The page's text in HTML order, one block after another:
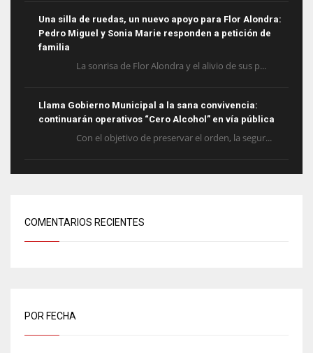
Una silla de ruedas, un nuevo apoyo para Flor Alondra:
Pedro Miguel y Sonia Marie responden a petición de
familia
La sonrisa de Flor Alondra y el alivio de sus p...
Llama Gobierno Municipal a la sana convivencia:
continuarán operativos “Cero Alcohol” en vía pública
Con el objetivo de preservar el orden, la segur...
COMENTARIOS RECIENTES
POR FECHA